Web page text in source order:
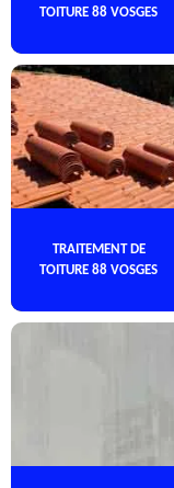
TOITURE 88 VOSGES
TRAITEMENT DE
TOITURE 88 VOSGES